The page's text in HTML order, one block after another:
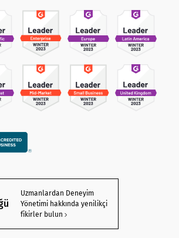
Uzmanlardan Deneyim
Yönetimi hakkında yenilikçi
fikirler bulun